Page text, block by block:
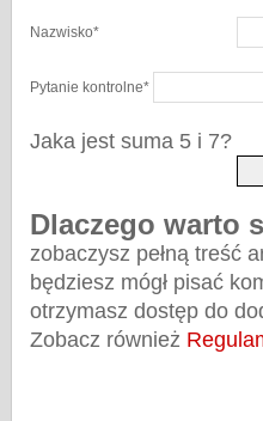
Nazwisko*
Pytanie kontrolne*
Jaka jest suma 5 i 7?
Dlaczego warto
zobaczysz pełną treść
będziesz mógł pisać
otrzymasz dostęp do
Zobacz również